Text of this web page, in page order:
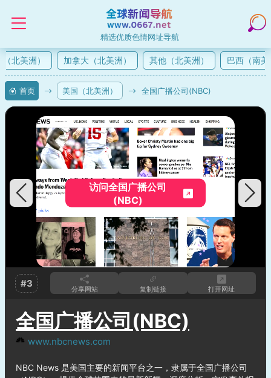
精选优质色情网址导航
北美洲） 加拿大（北美洲） 其他（北美洲） 巴西（南美
首页 美国（北美洲） 全国广播公司(NBC)
访问全国广播公司
(NBC)
#3 分享网站 复制链接 打开网址
全国广播公司(NBC)
www.nbcnews.com
NBC News 是美国主要的新闻平台之一，隶属于全国广播公司